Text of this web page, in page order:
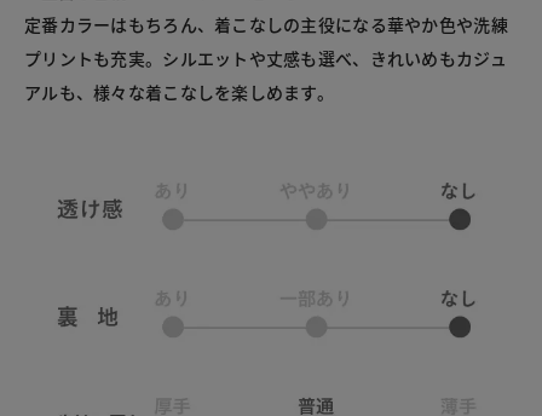
定番カラーはもちろん、着こなしの主役になる華やか色や洗練
プリントも充実。シルエットや丈感も選べ、きれいめもカジュ
アルも、様々な着こなしを楽しめます。